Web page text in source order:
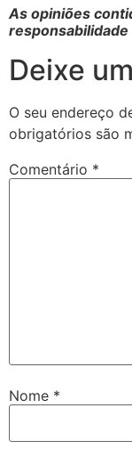
As opiniões
Deixe
O seu endereço
obrigatórios são
Comentário *
Nome *